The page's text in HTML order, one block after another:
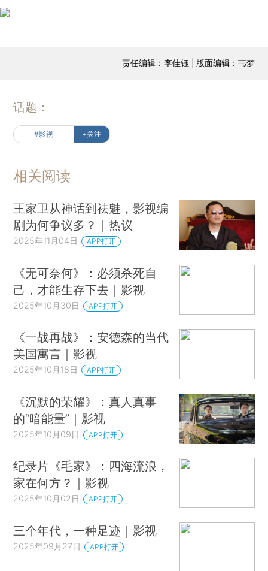
责任编辑：李佳钰 | 版面编辑：韦梦
话题：
#影视 +关注
相关阅读
王家卫从神话到祛魅，影视编
剧为何争议多？｜热议
2025年11月04日 APP打开
《无可奈何》：必须杀死自
己，才能生存下去｜影视
2025年10月30日 APP打开
《一战再战》：安德森的当代
美国寓言｜影视
2025年10月18日 APP打开
《沉默的荣耀》：真人真事
的“暗能量”｜影视
2025年10月09日 APP打开
纪录片《毛家》：四海流浪，
家在何方？｜影视
2025年10月02日 APP打开
三个年代，一种足迹｜影视
2025年09月27日 APP打开